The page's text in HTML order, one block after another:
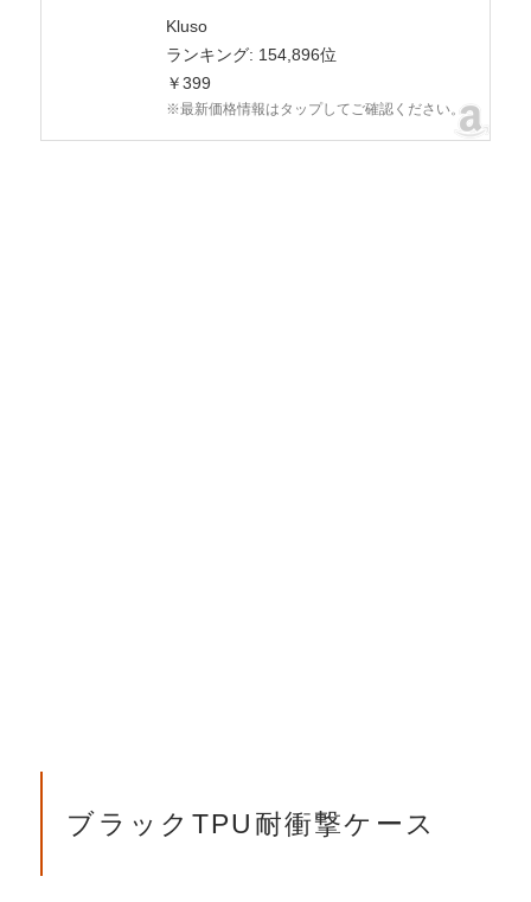
Kluso
ランキング: 154,896位
￥399
※最新価格情報はタップしてご確認ください。
ブラックTPU耐衝撃ケース